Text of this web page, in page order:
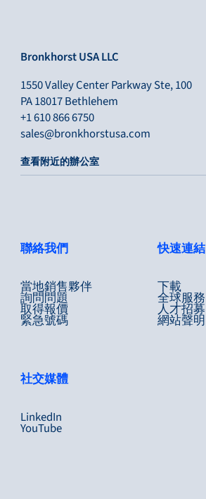
Bronkhorst USA LLC
1550 Valley Center Parkway Ste, 100
PA 18017 Bethlehem
+1 610 866 6750
sales@bronkhorstusa.com
查看附近的辦公室
聯絡我們
當地銷售夥伴
詢問問題
取得報價
緊急號碼
快速連結
下載
全球服務
人才招募
網站聲明
社交媒體
LinkedIn
YouTube